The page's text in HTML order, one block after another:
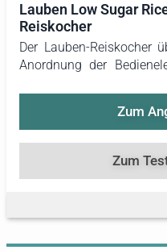
Lauben Low Sugar
Reiskocher
Der Lauben-Reiskocher
Anordnung der
Vorderseite
erleichtern die
Zum
Zum